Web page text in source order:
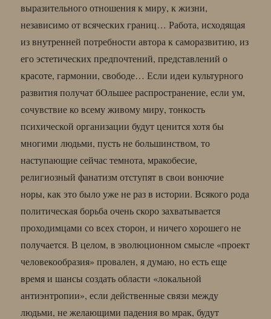
выразительного отношения к миру, к жизни,
независимо от всяческих границ… Работа, исходящая
из внутренней потребности автора к саморазвитию, из
его эстетических предпочтений, представлений о
красоте, гармонии, свободе… Если идеи культурного
развития получат бОльшее распространение, если ум,
сочувствие ко всему живому миру, тонкость
психической организации будут ценится хотя бы
многими людьми, пусть не большинством, то
наступающие сейчас темнота, мракобесие,
религиозный фанатизм отступят в свои вонючие
норы, как это было уже не раз в истории. Всякого рода
политическая борьба очень скоро захватывается
проходимцами со всех сторон, и ничего хорошего не
получается. В целом, в эволюционном смысле «проект
человекообразия» провален, я думаю, но есть еще
время и шансы создать области «локальной
антиэнтропии», если действенные связи между
людьми, не желающими падения во мрак, будут